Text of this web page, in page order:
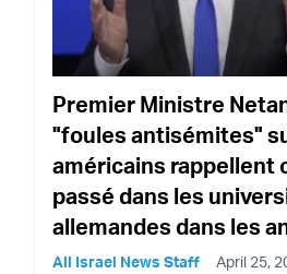
Premier Ministre
"foules antisémites"
américains rappellent
passé dans les
allemandes dans les
All Israel News Staff April 25,